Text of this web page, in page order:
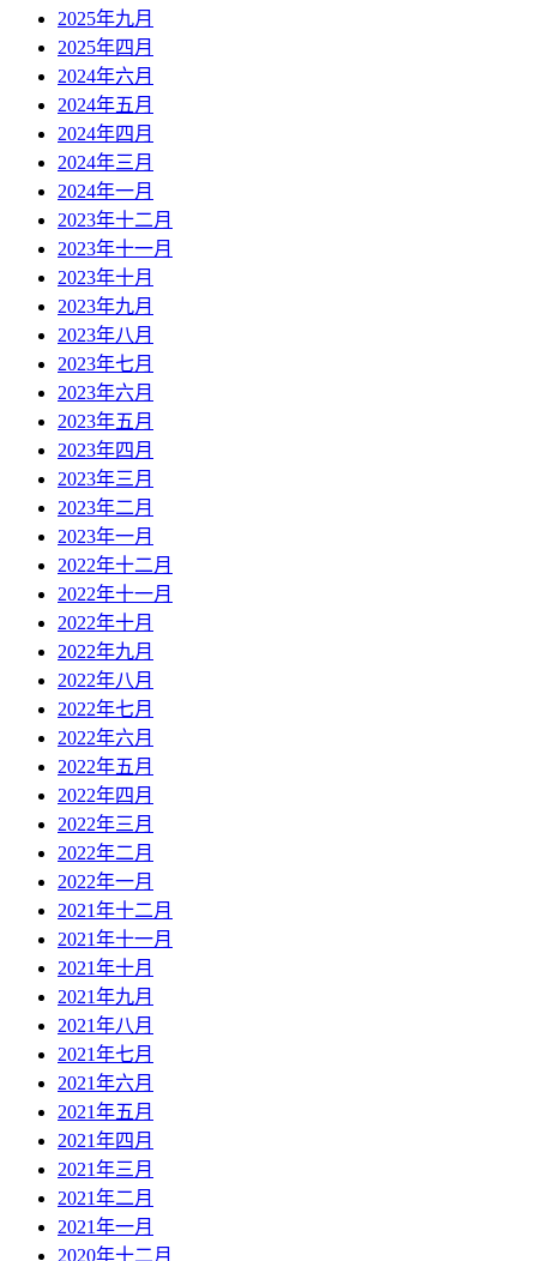
2025年九月
2025年四月
2024年六月
2024年五月
2024年四月
2024年三月
2024年一月
2023年十二月
2023年十一月
2023年十月
2023年九月
2023年八月
2023年七月
2023年六月
2023年五月
2023年四月
2023年三月
2023年二月
2023年一月
2022年十二月
2022年十一月
2022年十月
2022年九月
2022年八月
2022年七月
2022年六月
2022年五月
2022年四月
2022年三月
2022年二月
2022年一月
2021年十二月
2021年十一月
2021年十月
2021年九月
2021年八月
2021年七月
2021年六月
2021年五月
2021年四月
2021年三月
2021年二月
2021年一月
2020年十二月